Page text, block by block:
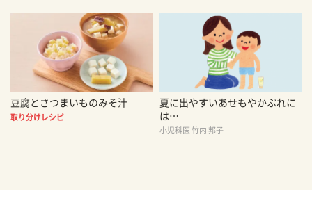
豆腐とさつまいものみそ汁
取り分けレシピ
夏に出やすいあせもやかぶれに
は…
小児科医 竹内 邦子